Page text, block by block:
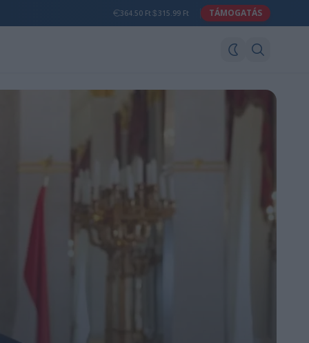
364.50 Ft 315.99 Ft TÁMOGATÁS